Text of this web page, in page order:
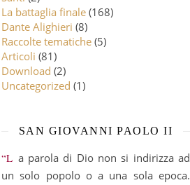
La battaglia finale (168)
Dante Alighieri (8)
Raccolte tematiche (5)
Articoli (81)
Download (2)
Uncategorized (1)
SAN GIOVANNI PAOLO II
“La parola di Dio non si indirizza ad
un solo popolo o a una sola epoca.